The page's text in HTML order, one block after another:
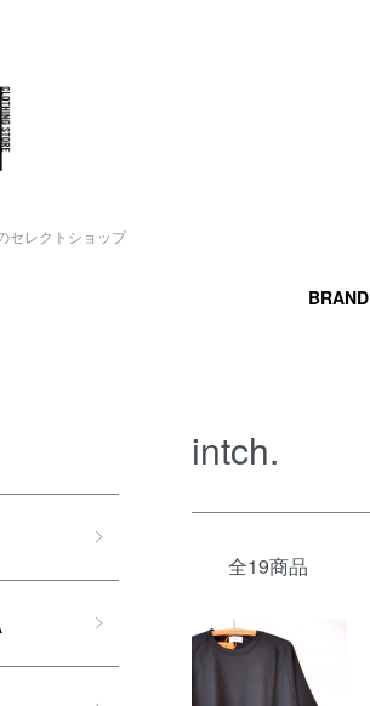
セレクトショップ
BRAND
intch.
全19商品